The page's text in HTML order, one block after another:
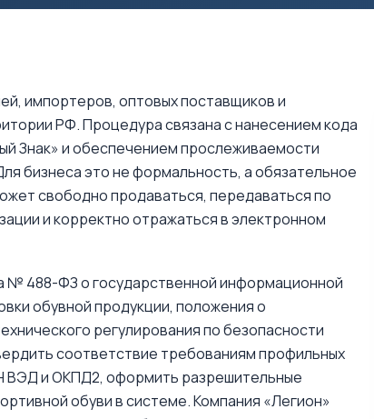
импортеров, оптовых поставщиков и
РФ. Процедура связана с нанесением кода
Знак» и обеспечением прослеживаемости
бизнеса это не формальность, а обязательное
свободно продаваться, передаваться по
и корректно отражаться в электронном
№ 488-ФЗ о государственной информационной
обувной продукции, положения о
регулирования по безопасности
соответствие требованиям профильных
ВЭД и ОКПД2, оформить разрешительные
обуви в системе. Компания «Легион»